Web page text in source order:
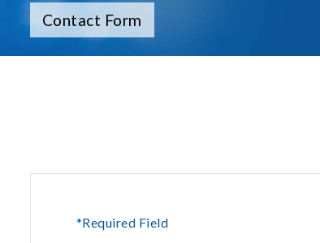
Contact Form
*Required Field